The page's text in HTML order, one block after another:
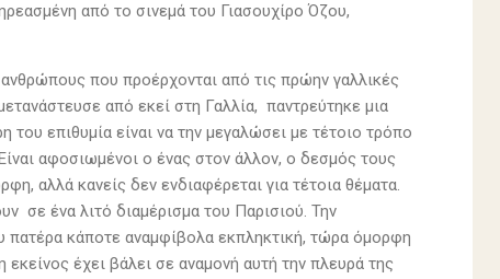
από το σινεμά του Γιασουχίρο Όζου,
ανθρώπους που προέρχονται από τις πρώην γαλλικές
από εκεί στη Γαλλία, παντρεύτηκε μια
επιθυμία είναι να την μεγαλώσει με τέτοιο τρόπο
αφοσιωμένοι ο ένας στον άλλον, ο δεσμός τους
αλλά κανείς δεν ενδιαφέρεται για τέτοια θέματα.
σε ένα λιτό διαμέρισμα του Παρισιού. Την
πατέρα κάποτε αναμφίβολα εκπληκτική, τώρα όμορφη
έχει βάλει σε αναμονή αυτή την πλευρά της